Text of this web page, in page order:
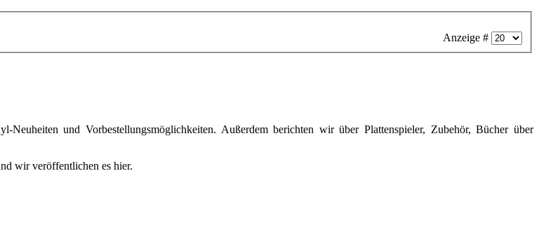
Anzeige #
und Vorbestellungsmöglichkeiten. Außerdem berichten wir über Plattenspieler, Zubehör, Bücher über
wir veröffentlichen es hier.